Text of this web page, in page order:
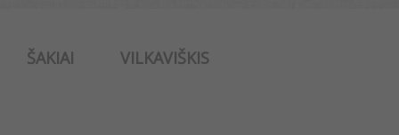
ŠAKIAI
VILKAVIŠKIS